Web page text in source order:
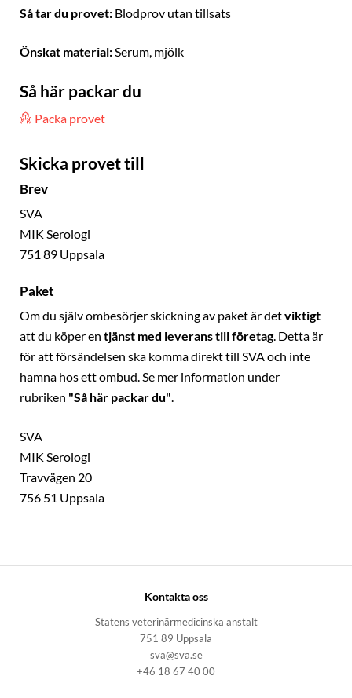
Så tar du provet: Blodprov utan tillsats
Önskat material:Serum, mjölk
Så här packar du
Packa provet
Skicka provet till
Brev
SVA
MIK Serologi
751 89 Uppsala
Paket
Om du själv ombesörjer skickning av paket är detviktigt
att du köper en tjänst med leverans till företag. Detta är
för att försändelsen ska komma direkt till SVA och inte
hamna hos ett ombud. Se mer information under
rubriken "Så här packar du".
SVA
MIK Serologi
Travvägen 20
756 51 Uppsala
Kontakta oss
Statens veterinärmedicinska anstalt
751 89 Uppsala
sva@sva.se
+46 18 67 40 00